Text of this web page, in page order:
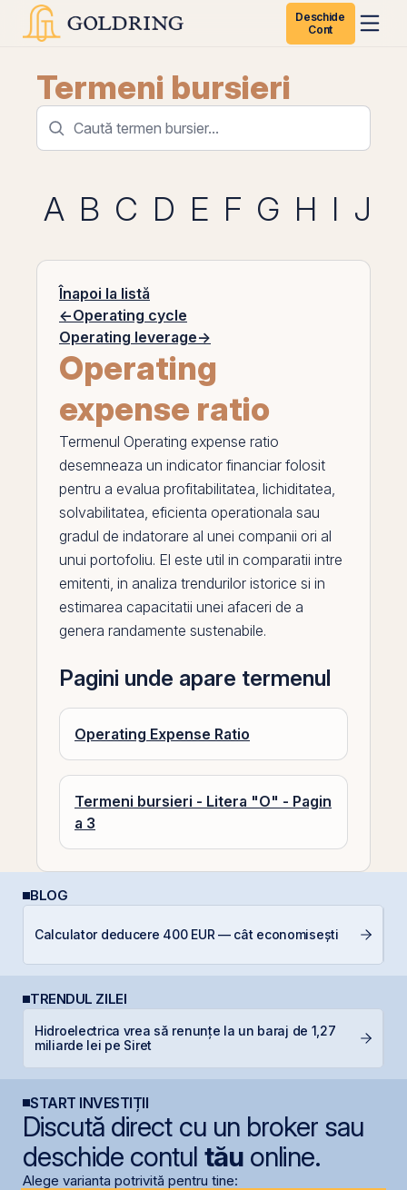
Deschide
Cont
Termeni bursieri
A B C D E F G H I J
Înapoi la listă
←Operating cycle
Operating leverage→
Operating
expense ratio
Termenul Operating expense ratio
desemneaza un indicator financiar folosit
pentru a evalua profitabilitatea, lichiditatea,
solvabilitatea, eficienta operationala sau
gradul de indatorare al unei companii ori al
unui portofoliu. El este util in comparatii intre
emitenti, in analiza trendurilor istorice si in
estimarea capacitatii unei afaceri de a
genera randamente sustenabile.
Pagini unde apare termenul
Operating Expense Ratio
Termeni bursieri - Litera "O" - Pagin
a 3
BLOG
Calculator deducere 400 EUR — cât economisești
TRENDUL ZILEI
Hidroelectrica vrea să renunțe la un baraj de 1,27
miliarde lei pe Siret
START INVESTIȚII
Discută direct cu un broker sau
deschide contul tăuonline.
Alege varianta potrivită pentru tine: